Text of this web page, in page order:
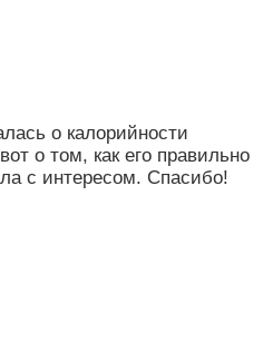
о калорийности
о том, как его правильно
с интересом. Спасибо!